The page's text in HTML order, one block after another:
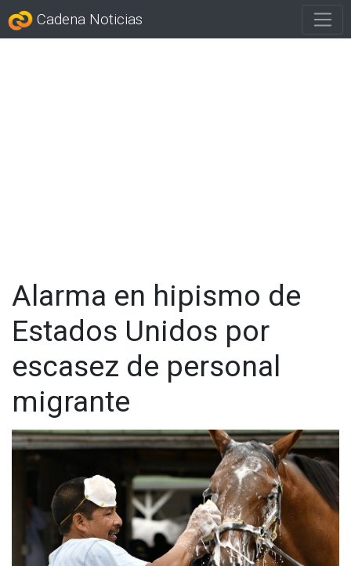
Cadena Noticias
Alarma en hipismo de
Estados Unidos por
escasez de personal
migrante